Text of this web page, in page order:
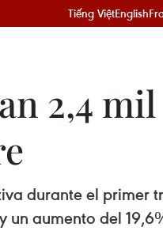
Tiếng ViệtEnglish
2,4 mil
durante el primer
aumento del